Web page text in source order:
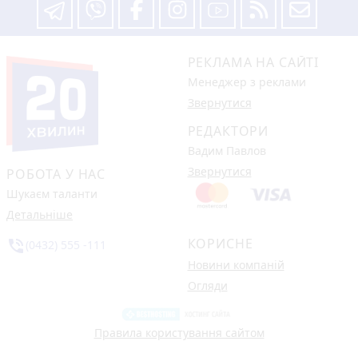
РОБОТА У НАС
Шукаєм таланти
Детальніше
РЕКЛАМА НА САЙТІ
Менеджер з реклами
Звернутися
РЕДАКТОРИ
Вадим Павлов
Звернутися
КОРИСНЕ
Новини компаній
Огляди
Правила користування сайтом